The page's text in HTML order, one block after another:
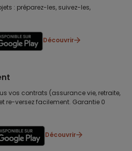
: préparez-les, suivez-les,
Découvrir
vos contrats (assurance vie, retraite,
re-versez facilement. Garantie 0
Découvrir